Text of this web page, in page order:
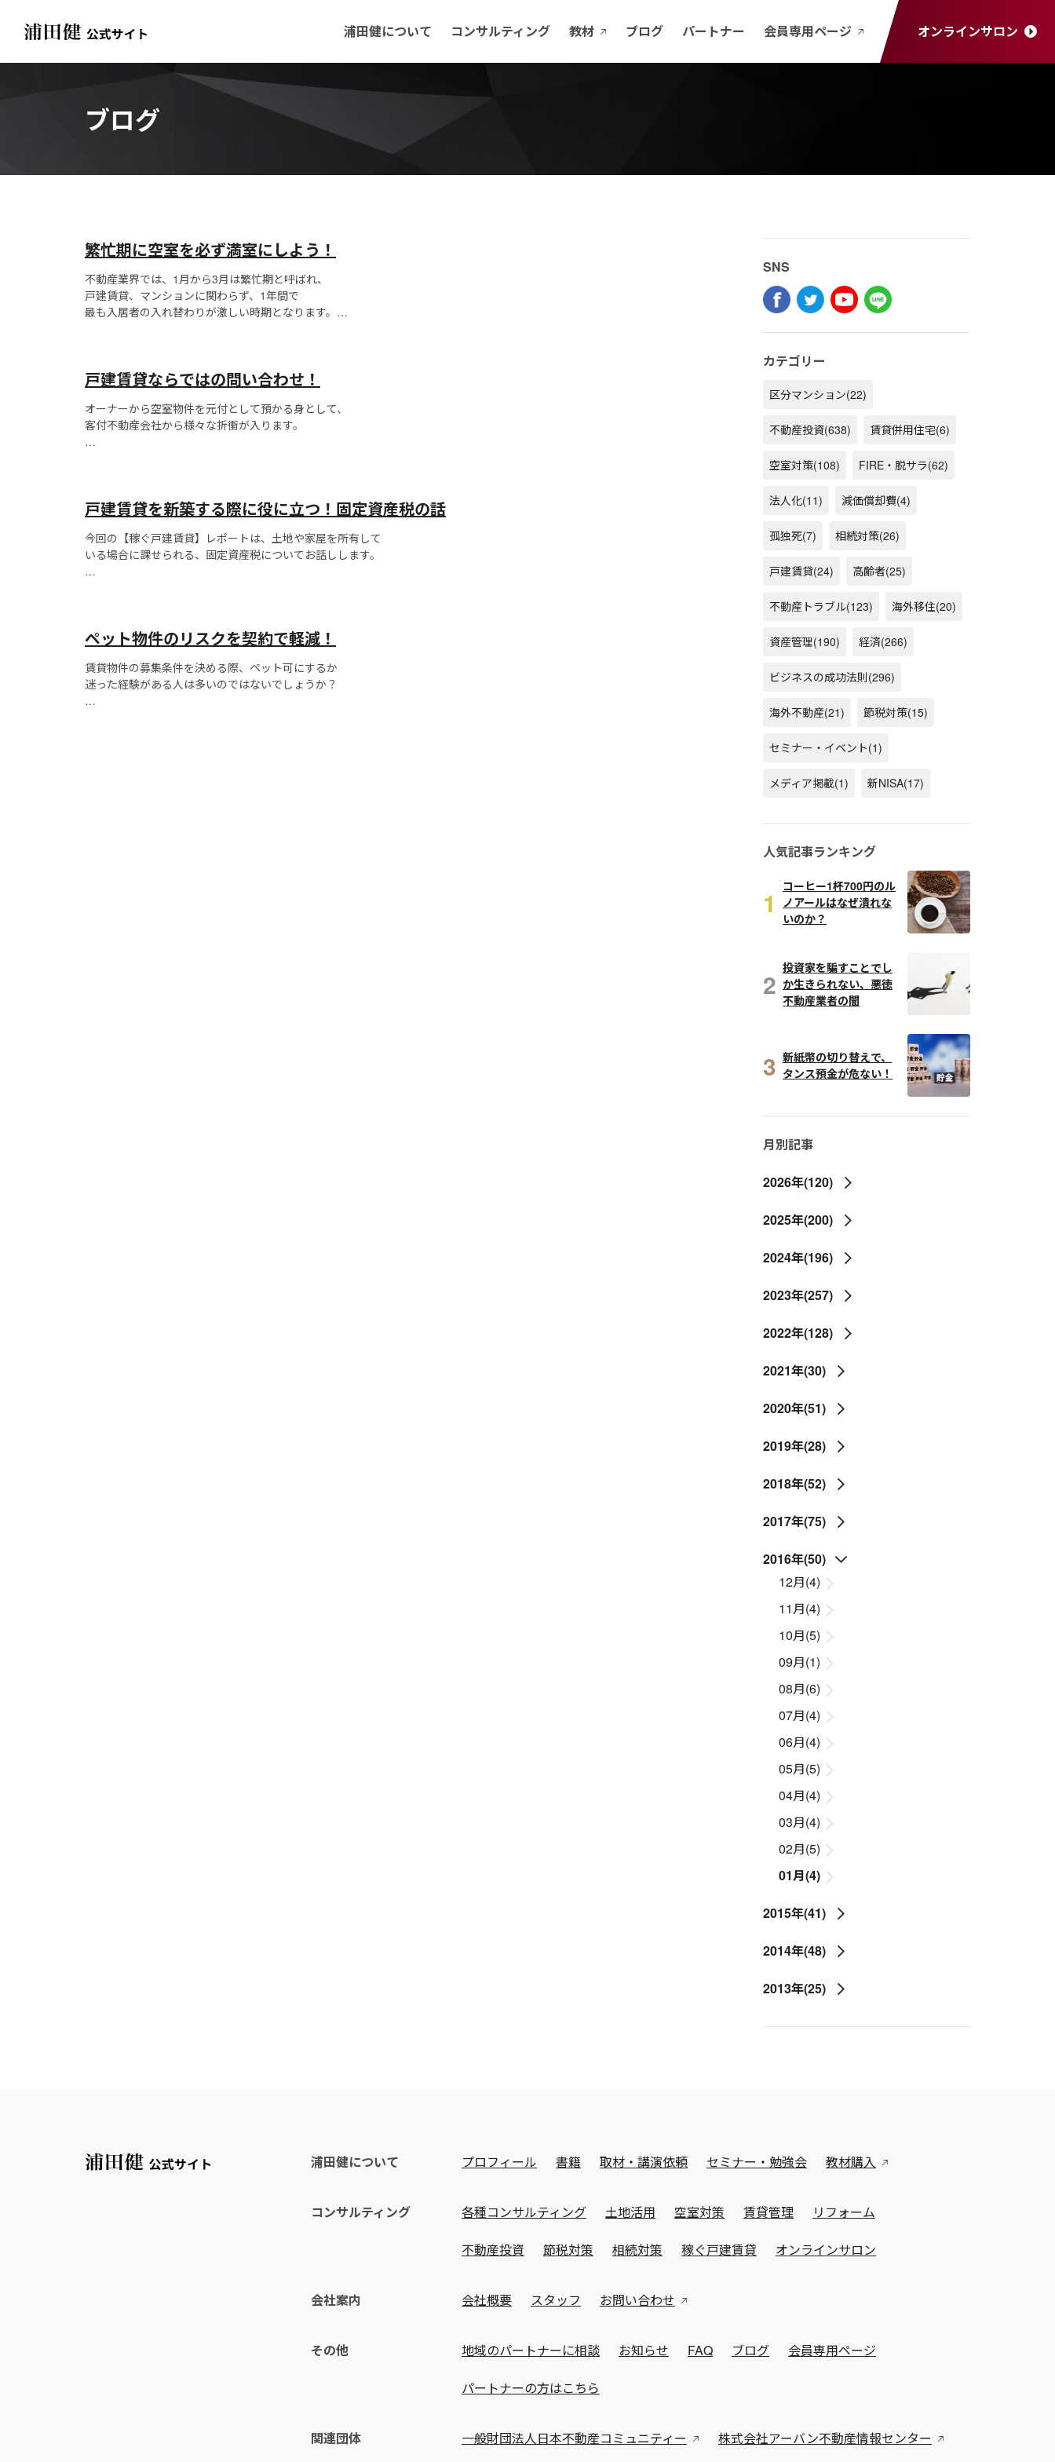
浦田健について コンサルティング 教材 ブログ パートナー 会員専用ページ オンラインサロン
ブログ
繁忙期に空室を​必ず満室にしよう！
不動産業界では、1月から3月は繁忙期と呼ばれ、
戸建賃貸、マンションに関わらず、1年間で
最も入居者の入れ替わりが激しい時期となります。
なんてことになりかねません。
満...
戸建賃貸ならではの問い合わせ！
オーナーから空室物件を元付として預かる身として、
客付不動産会社から様々な折衝が入ります。
例えば、
・ペットが複数頭、受け入れ可能か。
・大型犬...
戸建賃貸を新築する際に役に立つ！固定資産税の話
今回の【稼ぐ戸建賃貸】レポートは、土地や家屋を所有して
いる場合に課せられる、固定資産税についてお話しします。
（都市計画税も同様ですが、今回は省略します）
ペット物件のリスクを契約で軽減！
賃貸物件の募集条件を決める際、ペット可にするか
迷った経験がある人は多いのではないでしょうか？
SNS
カテゴリー
区分マンション(22)
不動産投資(638) 賃貸併用住宅(6)
空室対策(108) FIRE・脱サラ(62)
法人化(11) 減価償却費(4)
孤独死(7) 相続対策(26)
戸建賃貸(24) 高齢者(25)
不動産トラブル(123) 海外移住(20)
資産管理(190) 経済(266)
ビジネスの成功法則(296)
海外不動産(21) 節税対策(15)
セミナー・イベント(1)
メディア掲載(1) 新NISA(17)
人気記事ランキング
1
コーヒー1杯700円のル
ノアールはなぜ潰れな
いのか？
2 投資家を騙すことでし
か生きられない、悪徳
不動産業者の闇
3 新紙幣の切り替えで、
タンス預金が危ない！
月別記事
2026年(120)
2025年(200)
2024年(196)
2023年(257)
2022年(128)
2021年(30)
2020年(51)
2019年(28)
2018年(52)
2017年(75)
2016年(50)
12月(4)
11月(4)
10月(5)
09月(1)
08月(6)
07月(4)
06月(4)
05月(5)
04月(4)
03月(4)
02月(5)
01月(4)
2015年(41)
2014年(48)
2013年(25)
浦田健について プロフィール 書籍 取材・講演依頼 セミナー・勉強会 教材購入
コンサルティング 各種コンサルティング 土地活用 空室対策 賃貸管理 リフォーム
不動産投資 節税対策 相続対策 稼ぐ戸建賃貸 オンラインサロン
会社案内 会社概要 スタッフ お問い合わせ
その他 地域のパートナーに相談 お知らせ FAQ ブログ 会員専用ページ
パートナーの方はこちら
関連団体 一般財団法人日本不動産コミュニティー 株式会社アーバン不動産情報センター